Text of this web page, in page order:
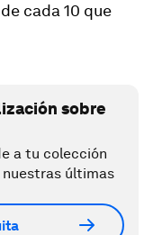
cada 10 que
sobre
a tu colección
últimas